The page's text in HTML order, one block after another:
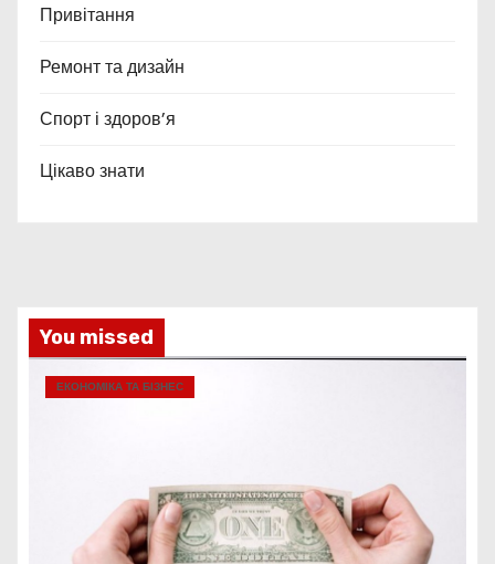
Привітання
Ремонт та дизайн
Спорт і здоров’я
Цікаво знати
You missed
ЕКОНОМІКА ТА БІЗНЕС